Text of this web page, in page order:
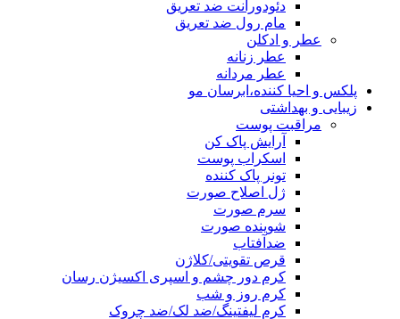
دئودورانت ضد تعریق
مام رول ضد تعریق
عطر و ادکلن
عطر زنانه
عطر مردانه
پلکس و احیا کننده،ابرسان مو
زیبایی و بهداشتی
مراقبت پوست
آرایش پاک کن
اسکراب پوست
تونر پاک کننده
ژل اصلاح صورت
سرم صورت
شوینده صورت
ضدآفتاب
قرص تقویتی/کلاژن
کرم دور چشم و اسپری اکسیژن رسان
کرم روز و شب
کرم لیفتینگ/ضد لک/ضد چروک